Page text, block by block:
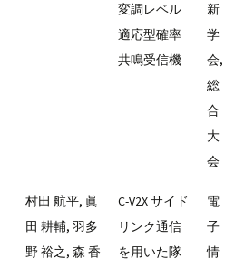
変調レベル
適応型確率
共鳴受信機
新
学
会,
総
合
大
会
村田 航平, 眞
田 耕輔, 羽多
野 裕之, 森 香
C-V2X サイド
リンク通信
を用いた隊
電
子
情